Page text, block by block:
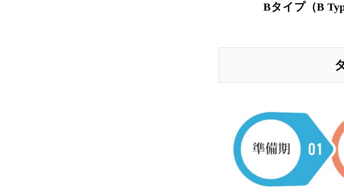
Bタイプ（B